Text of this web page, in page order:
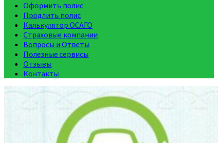
Оформить полис
Продлить полис
Калькулятор ОСАГО
Страховые компании
Вопросы и Ответы
Полезные сервисы
Отзывы
Контакты